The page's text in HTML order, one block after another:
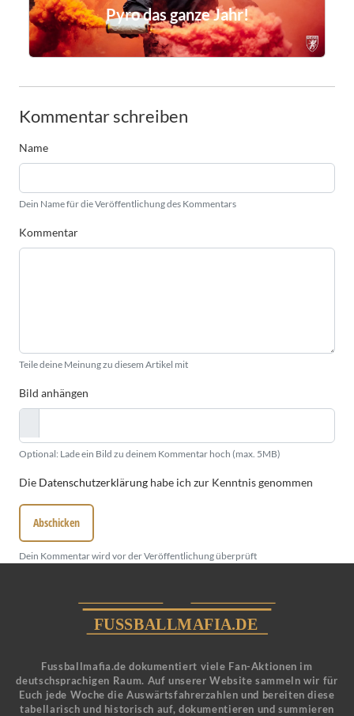
Pyro das ganze Jahr!
Kommentar schreiben
Name
Dein Name für die Veröffentlichung des Kommentars
Kommentar
Teile deine Meinung zu diesem Artikel mit
Bild anhängen
Optional: Lade ein Bild zu deinem Kommentar hoch (max. 5MB)
Die Datenschutzerklärung habe ich zur Kenntnis genommen
Abschicken
Dein Kommentar wird vor der Veröffentlichung überprüft
Fussballmafia.de dokumentiert viele Fan-Aktionen im
deutschsprachigen Raum. Auf unserer Website sammeln wir für
Euch jede Woche die Auswärtsfahrerzahlen und bereiten diese
tabellarisch und historisch auf, dokumentieren und summieren